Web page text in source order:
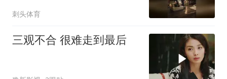
刺头体育
三观不合 很难走到最后